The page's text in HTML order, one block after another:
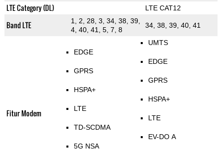
LTE Category (DL)
LTE CAT12
Band LTE
1, 2, 28, 3, 34, 38, 39,
4, 40, 41, 5, 7, 8
34, 38, 39, 40, 41
Fitur Modem
EDGE
GPRS
HSPA+
LTE
TD-SCDMA
5G NSA
UMTS
EDGE
GPRS
HSPA+
LTE
EV-DO A